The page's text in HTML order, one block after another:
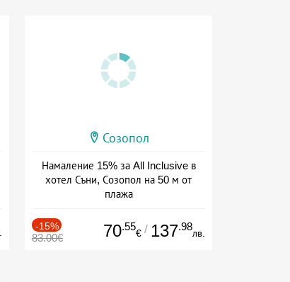
Созопол
Намаление 15% за All Inclusive в
хотел Съни, Созопол на 50 м от
плажа
-15%
83.00€ 70.55
€ / 137.98
лв.